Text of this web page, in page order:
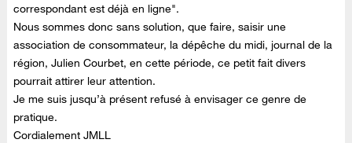
correspondant est déjà en ligne".
Nous sommes donc sans solution, que faire, saisir une
association de consommateur, la dépêche du midi, journal de la
région, Julien Courbet, en cette période, ce petit fait divers
pourrait attirer leur attention.
Je me suis jusqu’à présent refusé à envisager ce genre de
pratique.
Cordialement JMLL